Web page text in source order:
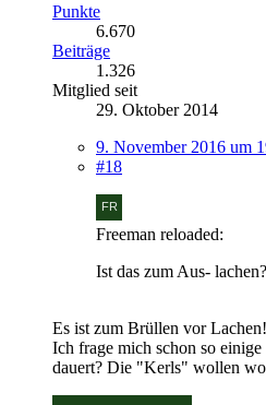
Punkte
6.670
Beiträge
1.326
Mitglied seit
29. Oktober 2014
9. November 2016 um
#18
Freeman reloaded:
Ist das zum Aus- lachen?
Es ist zum Brüllen vor Lachen!
Ich frage mich schon so
dauert? Die "Kerls" wollen